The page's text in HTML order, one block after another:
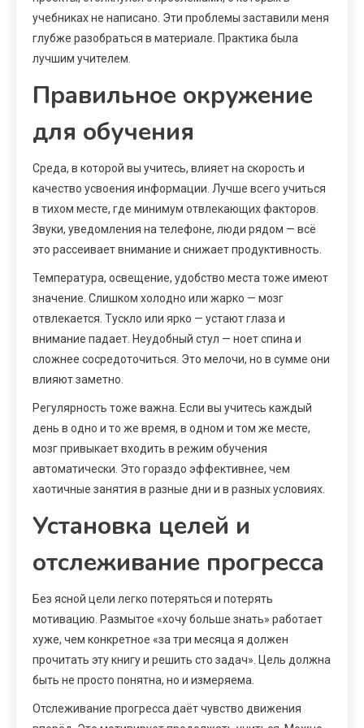
учебниках не написано. Эти проблемы заставили меня
глубже разобраться в материале. Практика была
лучшим учителем.
Правильное окружение
для обучения
Среда, в которой вы учитесь, влияет на скорость и
качество усвоения информации. Лучше всего учиться
в тихом месте, где минимум отвлекающих факторов.
Звуки, уведомления на телефоне, люди рядом — всё
это рассеивает внимание и снижает продуктивность.
Температура, освещение, удобство места тоже имеют
значение. Слишком холодно или жарко — мозг
отвлекается. Тускло или ярко — устают глаза и
внимание падает. Неудобный стул — ноет спина и
сложнее сосредоточиться. Это мелочи, но в сумме они
влияют заметно.
Регулярность тоже важна. Если вы учитесь каждый
день в одно и то же время, в одном и том же месте,
мозг привыкает входить в режим обучения
автоматически. Это гораздо эффективнее, чем
хаотичные занятия в разные дни и в разных условиях.
Установка целей и
отслеживание прогресса
Без ясной цели легко потеряться и потерять
мотивацию. Размытое «хочу больше знать» работает
хуже, чем конкретное «за три месяца я должен
прочитать эту книгу и решить сто задач». Цель должна
быть не просто понятна, но и измеряема.
Отслеживание прогресса даёт чувство движения